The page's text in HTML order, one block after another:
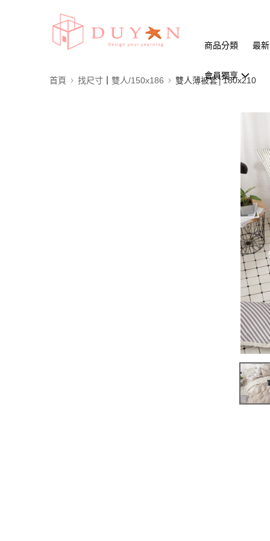
商品分類 最
會員獨享
首頁 找尺寸┃雙人/150x186 雙人薄被套│180x210